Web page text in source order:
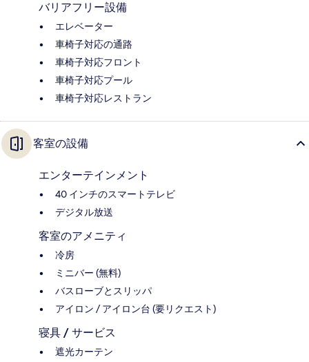
バリアフリー設備
エレベーター
車椅子対応の通路
車椅子対応フロント
車椅子対応プール
車椅子対応レストラン
客室の設備
エンターテインメント
40 インチのスマートテレビ
デジタル放送
客室のアメニティ
冷房
ミニバー (無料)
バスローブとスリッパ
アイロン / アイロン台 (要リクエスト)
寝具 / サービス
遮光カーテン